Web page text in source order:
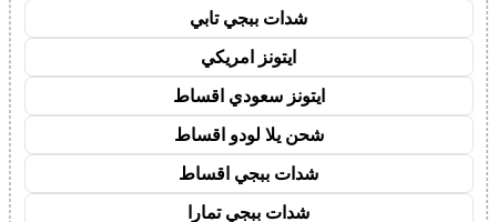
شدات ببجي تابي
ايتونز امريكي
ايتونز سعودي اقساط
شحن يلا لودو اقساط
شدات ببجي اقساط
شدات ببجي تمارا